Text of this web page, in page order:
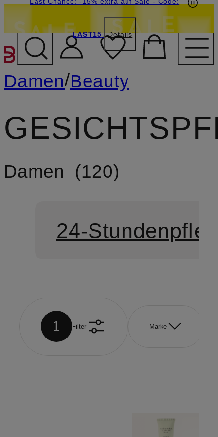
ZUM HAUPTINHALT
LAST15 Details
Damen/Beauty
Damen 120
24-
1 Filter Marke